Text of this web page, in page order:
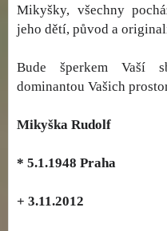
Mikyšky, všechny
jeho dětí, původ a
Bude šperkem Vaší
dominantou Vašich
Mikyška Rudolf
* 5.1.1948 Praha
+ 3.11.2012